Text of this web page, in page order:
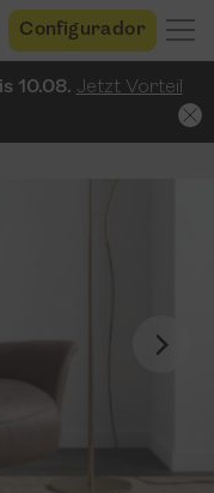
Configurador
10.08. Jetzt Vorteil